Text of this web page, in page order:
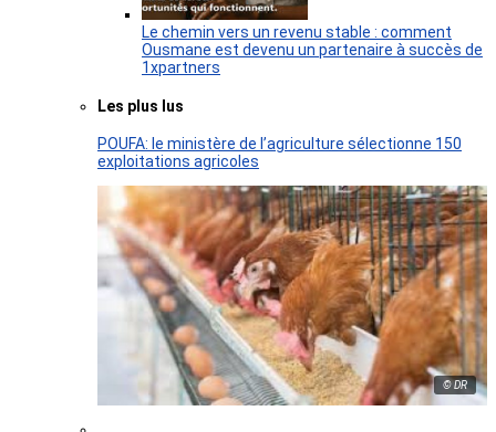
Le chemin vers un revenu stable : comment
Ousmane est devenu un partenaire à succès de
1xpartners
Les plus lus
POUFA: le ministère de l’agriculture sélectionne 150
exploitations agricoles
© DR